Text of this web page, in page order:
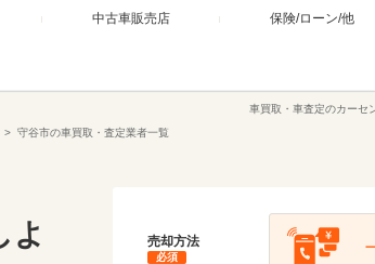
中古車販売店 保険/ローン/他
車買取・車査定のカーセ
守谷市の車買取・査定業者一覧
よ
売却方法
必須